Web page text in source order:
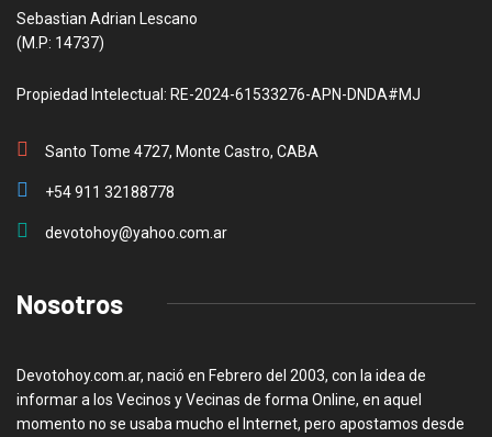
Sebastian Adrian Lescano
(M.P: 14737)
Propiedad Intelectual: RE-2024-61533276-APN-DNDA#MJ
Santo Tome 4727, Monte Castro, CABA
+54 911 32188778
devotohoy@yahoo.com.ar
Nosotros
Devotohoy.com.ar, nació en Febrero del 2003, con la idea de
informar a los Vecinos y Vecinas de forma Online, en aquel
momento no se usaba mucho el Internet, pero apostamos desde